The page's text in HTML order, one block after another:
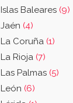
Islas Baleares (9)
Jaén (4)
La Coruña (1)
La Rioja (7)
Las Palmas (5)
León (6)